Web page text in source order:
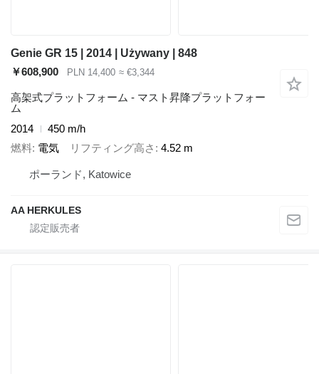
Genie GR 15 | 2014 | Używany | 848
￥608,900
PLN 14,400 ≈ €3,344
高架式プラットフォーム - マスト昇降プラットフォー
ム
2014
450 m/h
燃料 電気 リフティング高さ 4.52 m
ポーランド, Katowice
AA HERKULES